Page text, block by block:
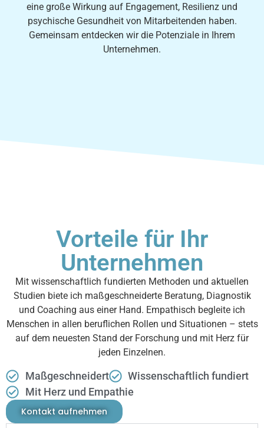
eine große Wirkung auf Engagement, Resilienz und
psychische Gesundheit von Mitarbeitenden haben.
Gemeinsam entdecken wir die Potenziale in Ihrem
Unternehmen.
Vorteile für Ihr
Unternehmen
Mit wissenschaftlich fundierten Methoden und aktuellen
Studien biete ich maßgeschneiderte Beratung, Diagnostik
und Coaching aus einer Hand. Empathisch begleite ich
Menschen in allen beruflichen Rollen und Situationen – stets
auf dem neuesten Stand der Forschung und mit Herz für
jeden Einzelnen.
Maßgeschneidert
Wissenschaftlich fundiert
Mit Herz und Empathie
Kontakt aufnehmen